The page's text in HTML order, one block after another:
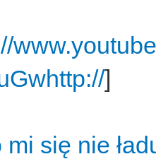
]
się nie